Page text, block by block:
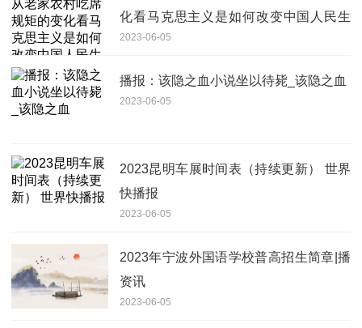
化看马克思主义是如何改变中国人民生
活的
2023-06-05
播报：该隐之血小说坐以待毙_该隐之血
2023-06-05
2023昆明车展时间表（持续更新） 世界
快播报
2023-06-05
2023年宁波外国语学校普高招生简章|播
资讯
2023-06-05